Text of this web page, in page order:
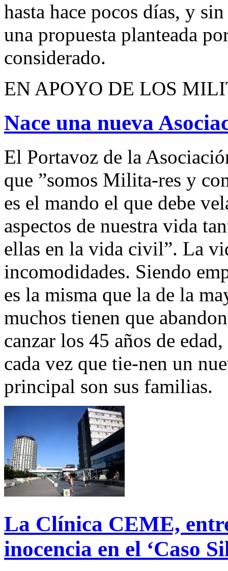
hasta hace pocos días, y
una propuesta planteada
considerado.
EN APOYO DE LOS
Nace una nueva
El Portavoz de la
que ”somos Milita-res y
es el mando el que debe
aspectos de nuestra vida
ellas en la vida civil”. La
incomodidades. Siendo
es la misma que la de la
muchos tienen que
canzar los 45 años de
cada vez que tie-nen un
principal son sus familias.
La Clínica CEME,
inocencia en el ‘Caso